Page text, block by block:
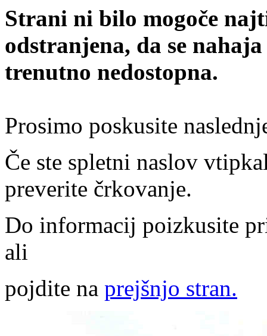
Strani ni bilo mogoče
odstranjena, da se
trenutno nedostopna.
Prosimo poskusite
Če ste spletni naslov
preverite črkovanje.
Do informacij poizkusite
ali
pojdite na prejšnjo stran.